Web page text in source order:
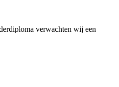
verwachten wij een